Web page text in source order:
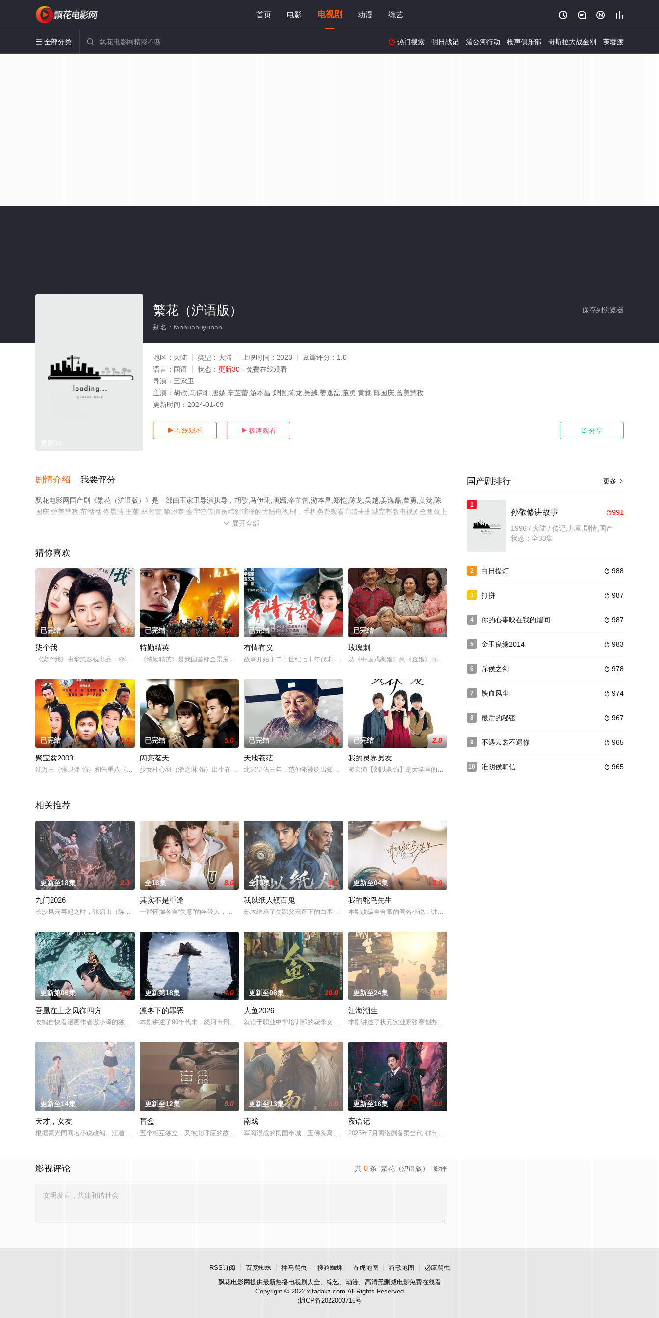
首页 电影 电视剧 动漫 综艺    
 全部分类   热门搜索 明日战记 湄公河行动 枪声俱乐部 哥斯拉大战金刚 芙蓉渡
保存到浏览器
繁花（沪语版）
别名：fanhuahuyuban
地区： 大陆 类型： 大陆 上映时间： 2023 豆瓣评分： 1.0
语言： 国语 状态： 更新30 - 免费在线观看
导演： 王家卫
主演： 胡歌,马伊琍,唐嫣,辛芷蕾,游本昌,郑恺,陈龙,吴越,姜逸磊,董勇,黄觉,陈国庆,曾美慧孜
更新时间： 2024-01-09
 在线观看  极速观看  分享
剧情介绍 我要评分
飘花电影网国产剧《繁花（沪语版）》是一部由王家卫导演执导，胡歌,马伊琍,唐嫣,辛芷蕾,游本昌,郑恺,陈龙,吴越,姜逸磊,董勇,黄觉,陈
国庆,曾美慧孜,范湉湉,佟晨洁,王菊,林熙蕾,喻恩泰,金宇澄等演员精彩演绎的大陆电视剧，手机免费观看高清未删减完整版电视剧全集就上
飘花影院，更多相关信息可移步至豆瓣电视剧、电视猫或剧情网等平台了解。
。
 展开全部
猜你喜欢
已完结 6.0
柒个我
《柒个我》由华策影视出品，邓科执导，张一山、蔡文静主演。讲述沈氏集团的继承者沈亦臻，因为某段缺失的童年记忆患上多重人格障碍，罕见的
已完结 3.0
特勤精英
《特勤精英》是我国首部全景展示消防员真实生活的青春热血电视剧。故事讲述了义务兵林毅（张丹峰 饰），立志加入消防精英部队飞豹队，成为
已完结 3.0
有情有义
故事开始于二十世纪七十年代末期，香港商人何俊带着妻儿远赴新加坡，在那里，一位名叫钟睛的千金小姐深深的被何俊迷住了，在她百般勾引屡屡
已完结 6.0
玫瑰刺
从《中国式离婚》到《金婚》再到《马文的战争》，都市家庭情感剧连续掀起热潮，已成为各电视台当之无愧
已完结 5.0
聚宝盆2003
沈万三（张卫健 饰）和朱重八（高强 饰）本是两个流落街头的乞儿，一日二人遇见了一个叫做刘伯温（许还山 饰）的人，二人的命运乃至历史
已完结 5.0
闪亮茗天
少女杜心羽（潘之琳 饰）出生在贫困的家庭之中，靠着送外卖维持生计补贴家用。一次偶然中，杜心羽在送外卖的途中遇到了玩世不恭的大少爷唐
已完结 6.0
天地苍茫
北宋皇佑三年，范仲淹被贬出知青州。范之政敌半路设伏欲害范仲淹，虽几逃劫难，却终落入匪手。经匪首李有粮兄妹搭救,范仲淹终于到任。青州
已完结 2.0
我的灵界男友
凌宏沛【刘以豪饰】是大学里的风云人物,除了学业成绩一直是校园榜首外,也是学校篮球校队的队长,篮球玩的
相关推荐
更新至18集 2.0
九门2026
长沙风云再起之时，张启山（陈伟霆 饰）与吴老狗（曾舜晞 饰）强强联手，携手霍仙姑（陈瑶 饰）与九门诸人共赴冒险奇局。一桩401部队
全16集 8.0
其实不是重逢
一群怀揣各自“失意”的年轻人，在沿海小城南安相遇相知，他们决心各展所长创办旅行社。他们以当地的特色人文与美食为引，用真诚与创意打动
全10集 5.0
我以纸人镇百鬼
苏木继承了失踪父亲留下的白事馆，本想低调扎纸维生，却因一具流血的新娘纸人卷入了一场跨越十年的惊天阴谋。这纸人身上，竟贴着父亲消失前
更新至04集 3.0
我的鸵鸟先生
本剧改编自含胭的同名小说，讲述了邻家女孩庞倩（苏晓彤 饰）与童年时因一场意外落下身体残缺的少年顾
更新第06集 2.0
吾凰在上之凤御四方
改编自快看漫画作者嗷小泽的独家连载漫画《吾凰在上》。现代少女奚圆（姜贞羽 饰）因意外踏入玄机界，继而卷入虎云国内乱的漩涡，身陷重重
更新第18集 4.0
凛冬下的罪恶
本剧讲述了90年代末，怒河市刑侦支队在无普及监控、无DNA鉴定技术的支持下，通过摸排、勘查等传统刑侦手段，接连破获数起重案要案的艰
更新至08集 10.0
人鱼2026
就读于职业中学培训部的花季女生苏琳（黄杨钿甜 饰），虽自小被父母忽视，在艰苦环境中长大，但她始终刻苦学习，憧憬未来。为此，苏琳苦练
更新至24集 1.0
江海潮生
本剧讲述了状元实业家张謇创办大生企业，实业报国的故事。甲午战争后，国家蒙羞，张謇虽高中状元，却渴
更新至14集 4.0
天才，女友
根据素光同同名小说改编。江逾白长大以后，林知夏忽然对他说：“江逾白，我喜欢你，哲学和生物学意义上的喜欢。”那个夜晚，他脸颊微热，还
更新至12集 9.0
盲盒
五个相互独立，又彼此呼应的故事——用一场精心策划的“夏令营”完成复仇的受害者；临终前与遗憾和解的“无用之人”；共享同一具躯体的人格
更新至13集 6.0
南戏
军阀混战的民国奉城，玉佛头离奇失窃，戏班主横尸戏台，将冷血少帅许又安与昆曲名伶荣筱楠推向不死不休的对立绝境。而他们不知，对方正是自
更新至16集 3.0
夜语记
2025年7月网络剧备案当代 都市 海南越酷文化传媒有限公司
共 0 条 “繁花（沪语版）” 影评
影视评论
更多 
国产剧排行
1
991
孙敬修讲故事
1996 / 大陆 / 传记,儿童,剧情,国产
状态：全33集
2  988
白日提灯
3  987
打拼
4  987
你的心事映在我的眉间
5  983
金玉良缘2014
6  978
斥侯之剑
7  974
铁血风尘
8  967
最后的秘密
9  965
不遇云裳不遇你
10  965
淮阴侯韩信
RSS订阅 百度蜘蛛 神马爬虫 搜狗蜘蛛 奇虎地图 谷歌地图
必应爬虫
飘花电影网提供最新热播电视剧大全、综艺、动漫、高清无删减电影免费在线看
Copyright © 2022 xifadakz.com All Rights Reserved
浙ICP备2022003715号